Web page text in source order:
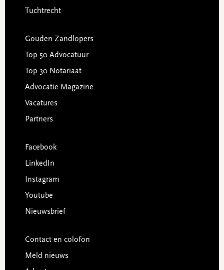
Tuchtrecht
Gouden Zandlopers
Top 50 Advocatuur
Top 30 Notariaat
Advocatie Magazine
Vacatures
Partners
Facebook
LinkedIn
Instagram
Youtube
Nieuwsbrief
Contact en colofon
Meld nieuws